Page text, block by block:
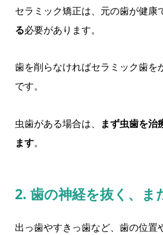
セラミック矯正は、元の歯が健康
る必要があります。
歯を削らなければセラミック歯を
です。
虫歯がある場合は、
まず虫歯を治
ます。
2. 歯の神経を抜く、ま
出っ歯やすきっ歯など、歯の位置